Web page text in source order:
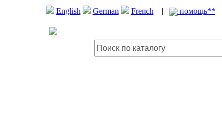
English German French | помощь**